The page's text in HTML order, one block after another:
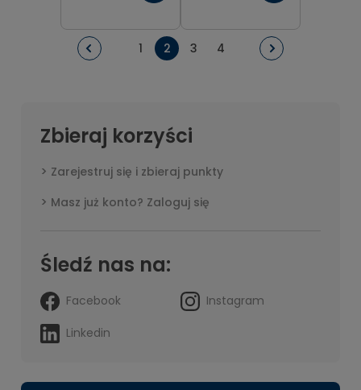
1 2 3 4
Zbieraj korzyści
Zarejestruj się i zbieraj punkty
Masz już konto? Zaloguj się
Śledź nas na:
Facebook
Instagram
Linkedin